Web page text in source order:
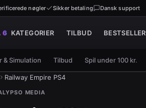
nøgler Sikker betaling Dansk support
6 KATEGORIER TILBUD
& Simulation Tilbud Spil under 100 kr.
Railway Empire PS4
MEDIA